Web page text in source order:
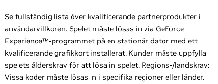
Se fullständig lista över kvalificerande partnerprodukter i
användarvillkoren. Spelet måste lösas in via GeForce
Experience™-programmet på en stationär dator med ett
kvalificerande grafikkort installerat. Kunder måste uppfylla
spelets ålderskrav för att lösa in spelet. Regions-/landskrav:
Vissa koder måste lösas in i specifika regioner eller länder.